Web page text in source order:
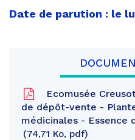
Date de parution : le
Ecomusée
de dépôt-vente -
médicinales - Essence
74,71 Ko, pdf